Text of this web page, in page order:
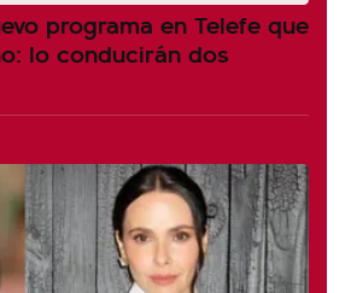
programa en Telefe que
lo conducirán dos